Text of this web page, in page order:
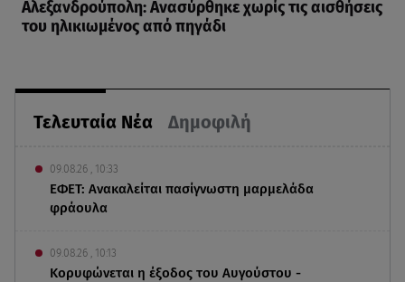
Τελευταία Νέα Δημοφιλή
09.08.26 , 10:33
ΕΦΕΤ: Ανακαλείται πασίγνωστη μαρμελάδα
φράουλα
09.08.26 , 10:13
Κορυφώνεται η έξοδος του Αυγούστου -
Αλεξανδρούπολη: Ανασύρθηκε χωρίς τις αισθήσεις
του ηλικιωμένος από πηγάδι